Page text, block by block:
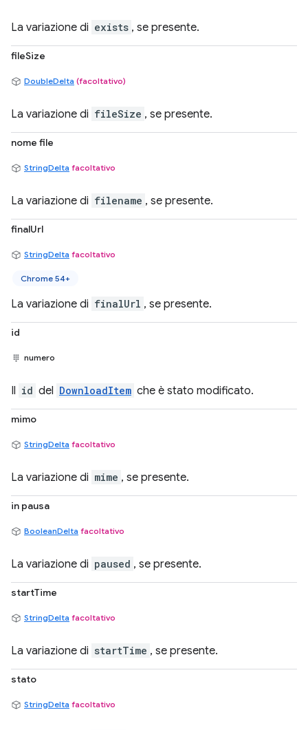
La variazione di exists , se presente.
fileSize
DoubleDelta (facoltativo)
La variazione di fileSize , se presente.
nome file
StringDelta facoltativo
La variazione di filename , se presente.
finalUrl
StringDelta facoltativo
Chrome 54+
La variazione di finalUrl , se presente.
id
numero
Il id del DownloadItem che è stato modificato.
mimo
StringDelta facoltativo
La variazione di mime , se presente.
in pausa
BooleanDelta facoltativo
La variazione di paused , se presente.
startTime
StringDelta facoltativo
La variazione di startTime , se presente.
stato
StringDelta facoltativo